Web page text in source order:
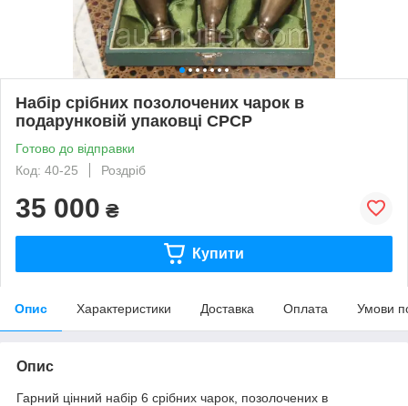
Набір срібних позолочених чарок в
подарунковій упаковці СРСР
Готово до відправки
Код: 40-25
Роздріб
35 000 ₴
Купити
Опис Характеристики Доставка Оплата Умови
Опис
Гарний цінний набір 6 срібних чарок, позолочених в